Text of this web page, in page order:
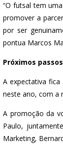
“O futsal tem
promover a
por ser
pontua Marcos
Próximos passos
A expectativa
neste ano, com a
A promoção da
Paulo,
Marketing,